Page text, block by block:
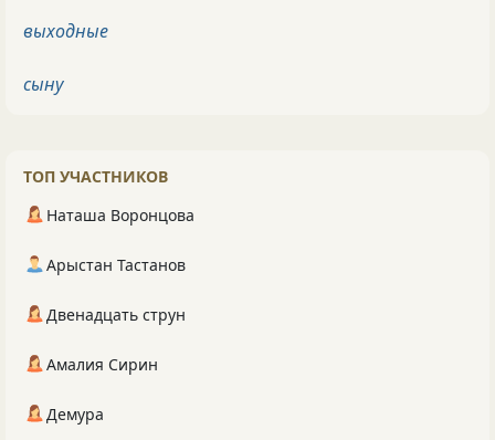
выходные
сыну
ТОП УЧАСТНИКОВ
Наташа Воронцова
Арыстан Тастанов
Двенадцать струн
Амалия Сирин
Демура